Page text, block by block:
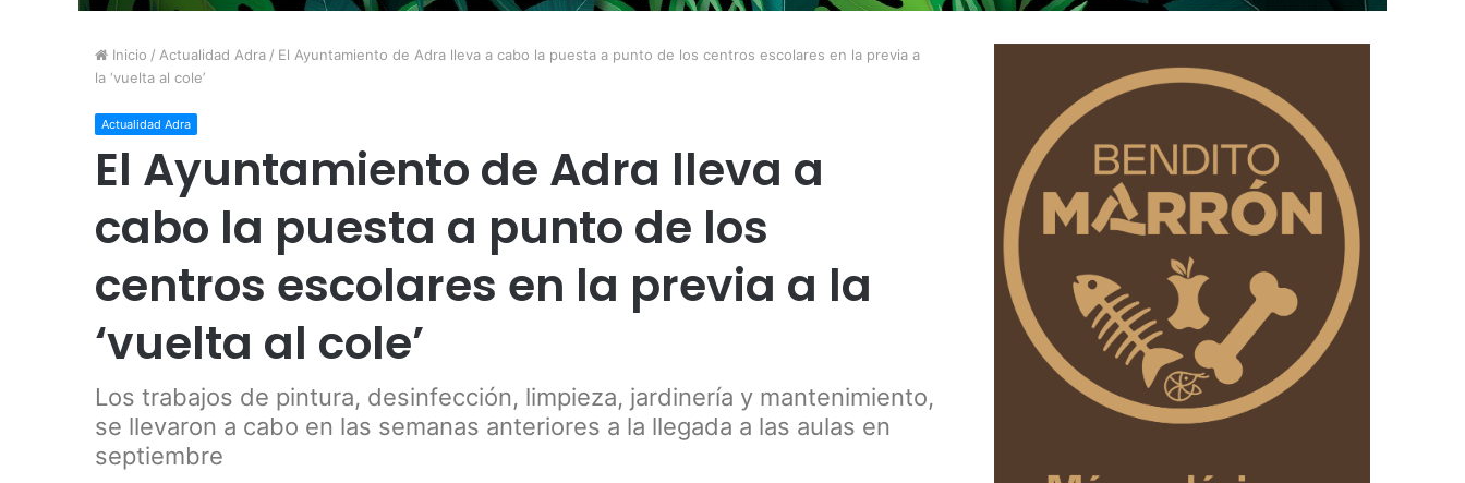
Inicio / Actualidad Adra / El Ayuntamiento de Adra lleva a cabo la puesta a punto de los centros escolares en la previa a
la ‘vuelta al cole’
Actualidad Adra
El Ayuntamiento de Adra lleva a
cabo la puesta a punto de los
centros escolares en la previa a la
‘vuelta al cole’
Los trabajos de pintura, desinfección, limpieza, jardinería y mantenimiento,
se llevaron a cabo en las semanas anteriores a la llegada a las aulas en
septiembre